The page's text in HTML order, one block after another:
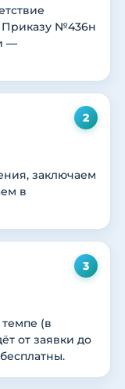
Приказу №436н
—
2
заключаем
в
3
(в
от заявки до